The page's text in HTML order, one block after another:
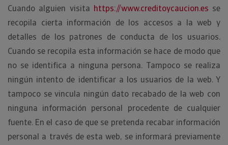
Cuando alguien visita https://www.creditoycaucion.es se
recopila cierta información de los accesos a la web y
detalles de los patrones de conducta de los usuarios.
Cuando se recopila esta información se hace de modo que
no se identifica a ninguna persona. Tampoco se realiza
ningún intento de identificar a los usuarios de la web. Y
tampoco se vincula ningún dato recabado de la web con
ninguna información personal procedente de cualquier
fuente. En el caso de que se pretenda recabar información
personal a través de esta web, se informará previamente